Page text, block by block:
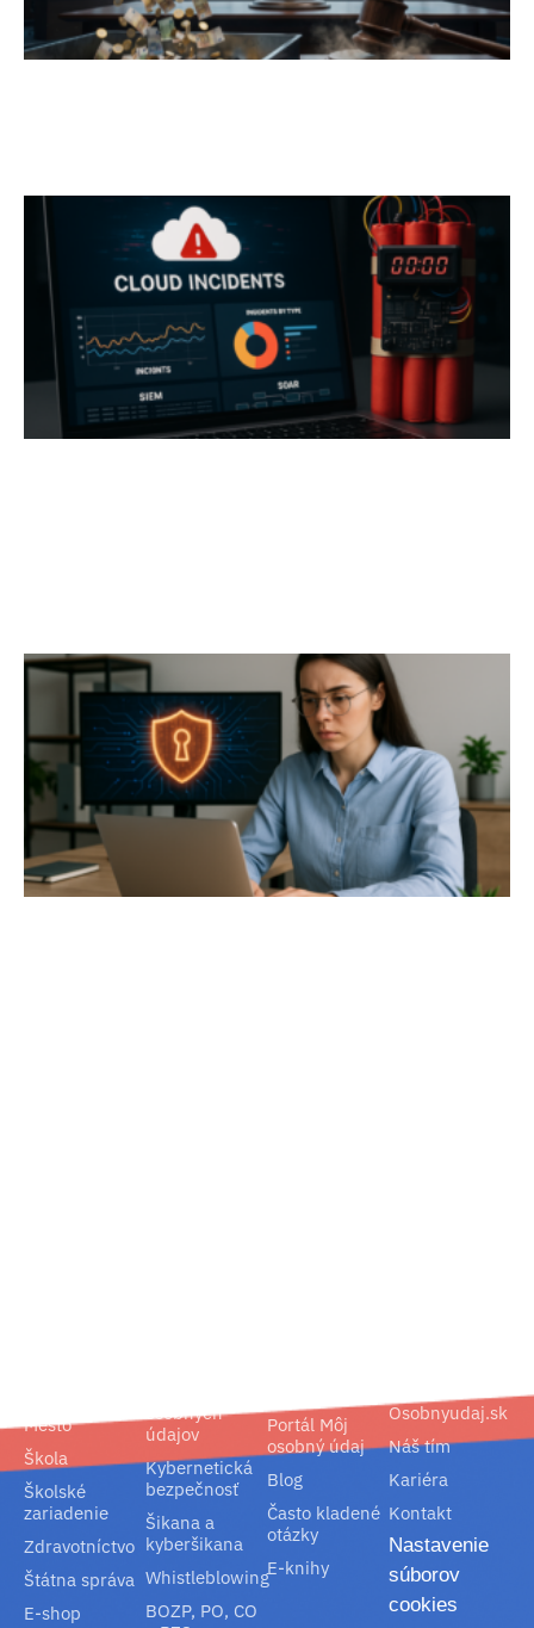
Mesto
Škola
Školské
zariadenie
Zdravotníctvo
Štátna správa
E-shop
osobných
údajov
Kybernetická
bezpečnosť
Šikana a
kyberšikana
Whistleblowing
BOZP, PO, CO
Portál Môj
osobný údaj
Blog
Často kladené
otázky
E-knihy
Osobnyudaj.sk
Náš tím
Kariéra
Kontakt
Nastavenie
súborov
cookies